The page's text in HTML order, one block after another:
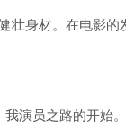
壮身材。在电影
演员之路的开始